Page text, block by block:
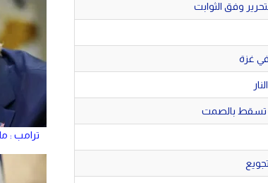
وفق الثوابت
غزة
لا تسقط بالصمت
ترامب :